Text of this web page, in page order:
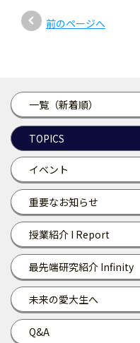
一覧（新着順）
TOPICS
イベント
重要なお知らせ
授業紹介 I Report
最先端研究紹介 Infinity
未来の愛大生へ
Q&A
前のページへ